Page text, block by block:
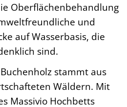
Oberflächenbehandlung
und
auf Wasserbasis, die
sind.
Buchenholz stammt aus
Wäldern. Mit
Massivio Hochbetts